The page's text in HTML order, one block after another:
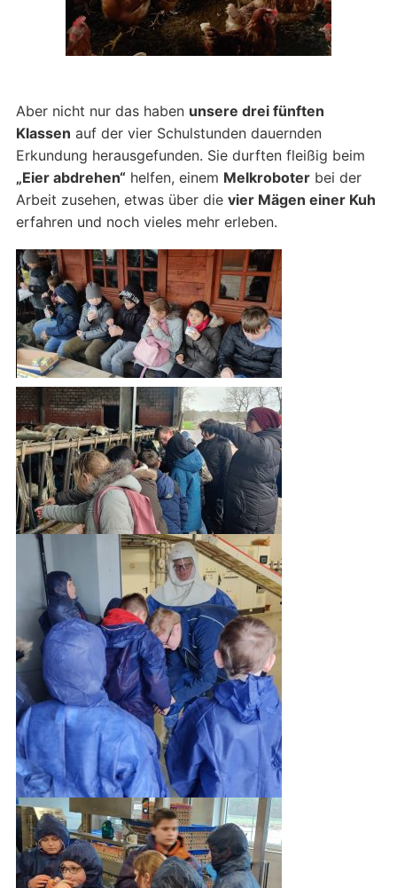
Aber nicht nur das haben unsere drei fünften
Klassen auf der vier Schulstunden dauernden
Erkundung herausgefunden. Sie durften fleißig beim
„Eier abdrehen“ helfen, einem Melkroboterbei der
Arbeit zusehen, etwas über die vier Mägen einer Kuh
erfahren und noch vieles mehr erleben.